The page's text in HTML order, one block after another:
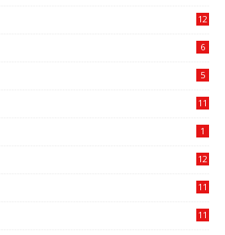
12
6
5
11
1
12
11
11